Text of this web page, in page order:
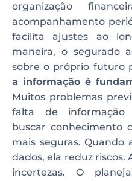
organização
acompanhamento
facilita ajustes ao
maneira, o segurado
sobre o próprio futuro
a informação é
Muitos problemas
falta de informação
buscar conhecimento
mais seguras. Quando
dados, ela reduz
incertezas. O